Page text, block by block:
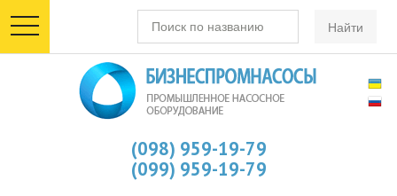
toggle
navigation
(098) 959-19-79
(099) 959-19-79